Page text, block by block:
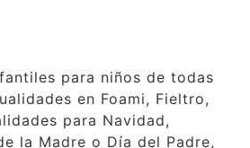
para niños de todas
en Foami, Fieltro,
para Navidad,
la Madre o Día del Padre,